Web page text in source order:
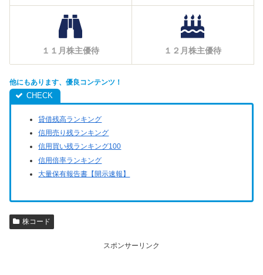
１１月株主優待 １２月株主優待
他にもあります、優良コンテンツ！
貸借残高ランキング
信用売り残ランキング
信用買い残ランキング100
信用倍率ランキング
大量保有報告書【開示速報】
株コード
スポンサーリンク